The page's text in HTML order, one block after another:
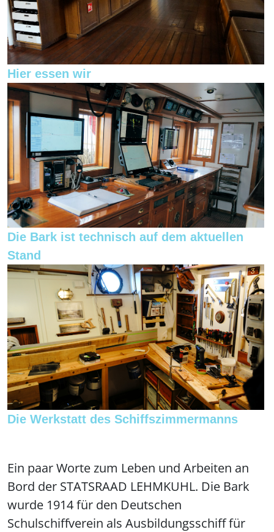
Hier essen wir
Die Bark ist technisch auf dem aktuellen
Stand
Die Werkstatt des Schiffszimmermanns
Ein paar Worte zum Leben und Arbeiten an
Bord der STATSRAAD LEHMKUHL. Die Bark
wurde 1914 für den Deutschen
Schulschiffverein als Ausbildungsschiff für